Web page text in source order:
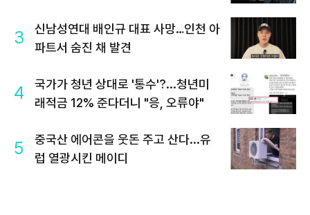
3
신남성연대 배인규 대표 사망…인천 아
파트서 숨진 채 발견
4
국가가 청년 상대로 '통수'?...청년미
래적금 12% 준다더니 "응, 오류야"
5
중국산 에어콘을 웃돈 주고 산다...유
럽 열광시킨 메이디